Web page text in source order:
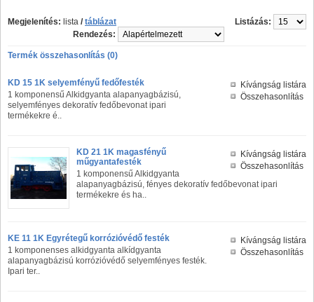
Megjelenítés: lista / táblázat
Listázás:
Rendezés:
Termék összehasonlítás (0)
Kívángság listára
Összehasonlítás
KD 15 1K selyemfényű fedőfesték
1 komponensű Alkidgyanta alapanyagbázisú,
selyemfényes dekoratív fedőbevonat ipari
termékekre é..
Kívángság listára
Összehasonlítás
KD 21 1K magasfényű
műgyantafesték
1 komponensű Alkidgyanta
alapanyagbázisú, fényes dekoratív fedőbevonat ipari
termékekre és ha..
Kívángság listára
Összehasonlítás
KE 11 1K Egyrétegű korrózióvédő festék
1 komponenses alkidgyanta alkídgyanta
alapanyagbázisú korrózióvédő selyemfényes festék.
Ipari ter..